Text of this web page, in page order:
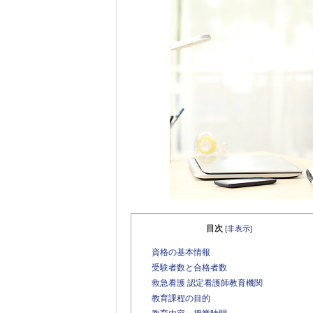
目次 [非表示]
資格の基本情報
受験者数と合格者数
救急看護 認定看護師教育機関
教育課程の目的